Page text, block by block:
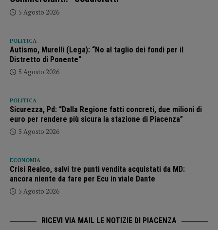
5 Agosto 2026
POLITICA
Autismo, Murelli (Lega): “No al taglio dei fondi per il
Distretto di Ponente”
5 Agosto 2026
POLITICA
Sicurezza, Pd: “Dalla Regione fatti concreti, due milioni di
euro per rendere più sicura la stazione di Piacenza”
5 Agosto 2026
ECONOMIA
Crisi Realco, salvi tre punti vendita acquistati da MD:
ancora niente da fare per Ecu in viale Dante
5 Agosto 2026
RICEVI VIA MAIL LE NOTIZIE DI PIACENZA